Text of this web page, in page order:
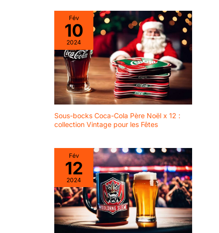
Fév
10
2024
Sous-bocks Coca-Cola Père Noël x 12 :
collection Vintage pour les Fêtes
Fév
12
2024